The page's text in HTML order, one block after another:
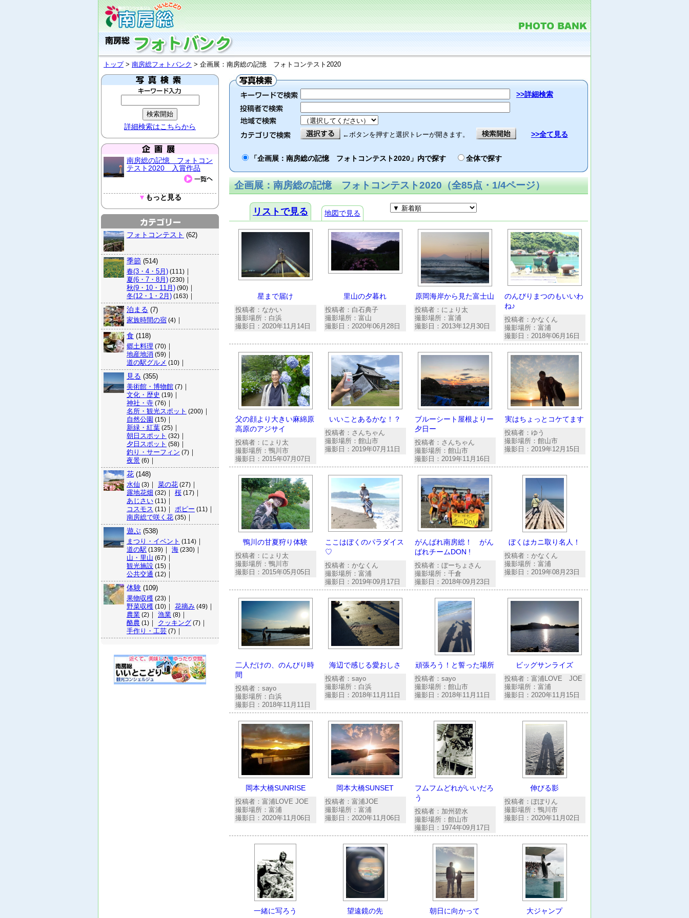
トップ> 南房総フォトバンク > 企画展：南房総の記憶 フォトコンテスト2020
詳細検索はこちらから
南房総の記憶 フォトコン
テスト2020 入賞作品
▼ もっと見る
フォトコンテスト (62)
季節 (514)
春(3・4・5月) (111) ｜
夏(6・7・8月) (230) ｜
秋(9・10・11月) (90) ｜
冬(12・1・2月) (163) ｜
泊まる (7)
家族時間の宿 (4) ｜
食 (118)
郷土料理 (70) ｜
地産地消 (59) ｜
道の駅グルメ (10) ｜
見る (355)
美術館・博物館 (7) ｜
文化・歴史 (19) ｜
神社・寺 (76) ｜
名所・観光スポット (200) ｜
自然公園 (15) ｜
新緑・紅葉 (25) ｜
朝日スポット (32) ｜
夕日スポット (58) ｜
釣り・サーフィン (7) ｜
夜景 (6) ｜
花 (148)
水仙 (3) ｜ 菜の花 (27) ｜
露地花畑 (32) ｜ 桜 (17) ｜
あじさい (11) ｜
コスモス (11) ｜ ポピー (11) ｜
南房総で咲く花 (35) ｜
遊ぶ (538)
まつり・イベント (114) ｜
道の駅 (139) ｜ 海 (230) ｜
山・里山 (67) ｜
観光施設 (15) ｜
公共交通 (12) ｜
体験 (109)
果物収穫 (23) ｜
野菜収穫 (10) ｜ 花摘み (49) ｜
農業 (2) ｜ 漁業 (8) ｜
酪農 (1) ｜ クッキング (7) ｜
手作り・工芸 (7) ｜
>>詳細検索
←ボタンを押すと選択トレーが開きます。 >>全て見る
「企画展：南房総の記憶 フォトコンテスト2020」内で探す 全体で探す
企画展：南房総の記憶 フォトコンテスト2020（全85点・1/4ページ）
リストで見る 地図で見る
星まで届け
投稿者：なかい
撮影場所：白浜
撮影日：2020年11月14日
里山の夕暮れ
投稿者：白石典子
撮影場所：富山
撮影日：2020年06月28日
原岡海岸から見た富士山
投稿者：にょり太
撮影場所：富浦
撮影日：2013年12月30日
のんびりまつのもいいわ
ね♪
投稿者：かなくん
撮影場所：富浦
撮影日：2018年06月16日
父の顔より大きい麻綿原
高原のアジサイ
投稿者：にょり太
撮影場所：鴨川市
撮影日：2015年07月07日
いいことあるかな！？
投稿者：さんちゃん
撮影場所：館山市
撮影日：2019年07月11日
ブルーシート屋根よりー
夕日ー
投稿者：さんちゃん
撮影場所：館山市
撮影日：2019年11月16日
実はちょっとコケてます
投稿者：ゆう
撮影場所：館山市
撮影日：2019年12月15日
鴨川の甘夏狩り体験
投稿者：にょり太
撮影場所：鴨川市
撮影日：2015年05月05日
ここはぼくのパラダイス
♡
投稿者：かなくん
撮影場所：富浦
撮影日：2019年09月17日
がんばれ南房総！ がん
ばれチームDON !
投稿者：ぼーちょさん
撮影場所：千倉
撮影日：2018年09月23日
ぼくはカニ取り名人！
投稿者：かなくん
撮影場所：富浦
撮影日：2019年08月23日
二人だけの、のんびり時
間
投稿者：sayo
撮影場所：白浜
撮影日：2018年11月11日
海辺で感じる愛おしさ
投稿者：sayo
撮影場所：白浜
撮影日：2018年11月11日
頑張ろう！と誓った場所
投稿者：sayo
撮影場所：館山市
撮影日：2018年11月11日
ビッグサンライズ
投稿者：富浦LOVE JOE
撮影場所：富浦
撮影日：2020年11月15日
岡本大橋SUNRISE
投稿者：富浦LOVE JOE
撮影場所：富浦
撮影日：2020年11月06日
岡本大橋SUNSET
投稿者：富浦JOE
撮影場所：富浦
撮影日：2020年11月06日
フムフムどれがいいだろ
う
投稿者：加州碧水
撮影場所：館山市
撮影日：1974年09月17日
伸びる影
投稿者：ぽぽりん
撮影場所：鴨川市
撮影日：2020年11月02日
一緒に写ろう 望遠鏡の先 朝日に向かって 大ジャンプ